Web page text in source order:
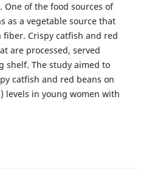
of the food sources of
as a vegetable source that
Crispy catfish and red
are processed, served
shelf. The study aimed to
catfish and red beans on
levels in young women with